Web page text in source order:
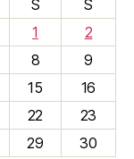
S
S
1
2
8
9
15
16
22
23
29 30